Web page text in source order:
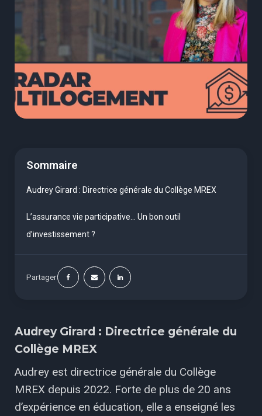
Sommaire
Audrey Girard : Directrice générale du Collège MREX
L’assurance vie participative… Un bon outil
d’investissement ?
Partager
Audrey Girard : Directrice générale du
Collège MREX
Audrey est directrice générale du Collège
MREX depuis 2022. Forte de plus de 20 ans
d’expérience en éducation, elle a enseigné les